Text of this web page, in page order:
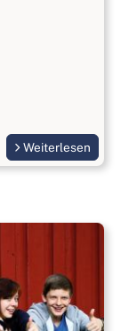
Weiterlesen